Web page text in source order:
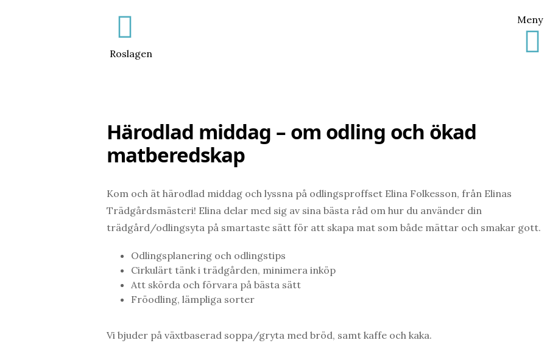
Roslagen
Meny
Härodlad middag – om odling och ökad
matberedskap
Kom och ät härodlad middag och lyssna på odlingsproffset Elina Folkesson, från Elinas
Trädgårdsmästeri! Elina delar med sig av sina bästa råd om hur du använder din
trädgård/odlingsyta på smartaste sätt för att skapa mat som både mättar och smakar gott.
Odlingsplanering och odlingstips
Cirkulärt tänk i trädgården, minimera inköp
Att skörda och förvara på bästa sätt
Fröodling, lämpliga sorter
Vi bjuder på växtbaserad soppa/gryta med bröd, samt kaffe och kaka.